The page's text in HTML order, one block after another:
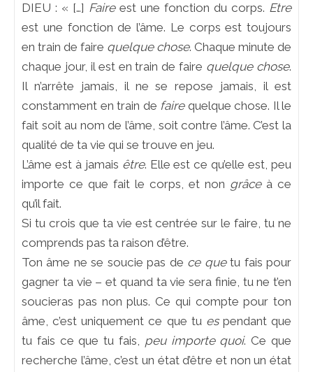
DIEU : « […] Faireest une fonction du corps. Etre
est une fonction de l’âme. Le corps est toujours
en train de faire quelque chose. Chaque minute de
chaque jour, il est en train de faire quelque chose.
Il n’arrête jamais, il ne se repose jamais, il est
constamment en train de fairequelque chose. Il le
fait soit au nom de l’âme, soit contre l’âme. C’est la
qualité de ta vie qui se trouve en jeu.
L’âme est à jamais être. Elle est ce qu’elle est, peu
importe ce que fait le corps, et non grâceà ce
qu’il fait.
Si tu crois que ta vie est centrée sur le faire, tu ne
comprends pas ta raison d’être.
Ton âme ne se soucie pas de ce quetu fais pour
gagner ta vie – et quand ta vie sera finie, tu ne t’en
soucieras pas non plus. Ce qui compte pour ton
âme, c’est uniquement ce que tu espendant que
tu fais ce que tu fais, peu importe quoi. Ce que
recherche l’âme, c’est un état d’être et non un état